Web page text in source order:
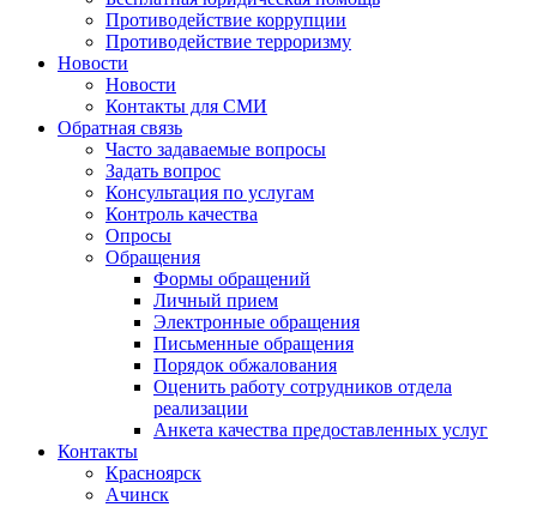
Противодействие коррупции
Противодействие терроризму
Новости
Новости
Контакты для СМИ
Обратная связь
Часто задаваемые вопросы
Задать вопрос
Консультация по услугам
Контроль качества
Опросы
Обращения
Формы обращений
Личный прием
Электронные обращения
Письменные обращения
Порядок обжалования
Оценить работу сотрудников отдела
реализации
Анкета качества предоставленных услуг
Контакты
Красноярск
Ачинск